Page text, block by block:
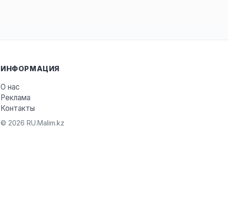
ИНФОРМАЦИЯ
О нас
Реклама
Контакты
© 2026 RU.Malim.kz